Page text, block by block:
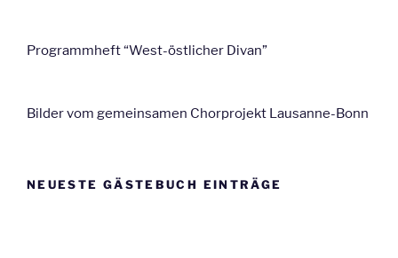
Programmheft “West-östlicher Divan”
Bilder vom gemeinsamen Chorprojekt Lausanne-Bonn
NEUESTE GÄSTEBUCH EINTRÄGE